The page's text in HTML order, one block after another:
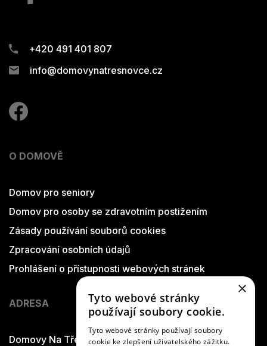
+420 491 401 807
info@domovynatresnovce.cz
O DOMOVĚ
Domov pro seniory
Domov pro osoby se zdravotním postižením
Zásady používání souborů cookies
Zpracování osobních údajů
Prohlášení o přístupnosti webových stránek
ADRESA
Domovy Na Třešňovce
×
Tyto webové stránky
používají soubory cookie.
Tyto webové stránky používají soubory
cookie ke zlepšení uživatelského zážitku.